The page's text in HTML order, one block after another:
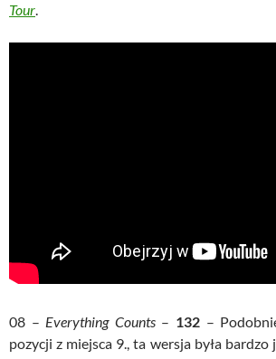
Tour.
08 – Everything Counts– 132 –
pozycji z miejsca 9., ta wersja była